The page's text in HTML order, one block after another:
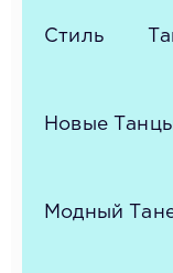
Стиль
Новые
Модный